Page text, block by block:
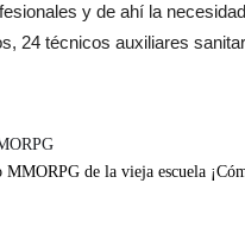
y de ahí la
24 técnicos auxiliares
MMORPG de la vieja escuela